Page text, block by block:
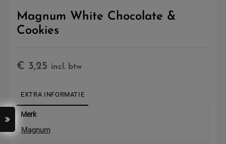
Magnum White Chocolate &
Cookies
€ 3,25 incl. btw
EXTRA INFORMATIE
Merk
Magnum